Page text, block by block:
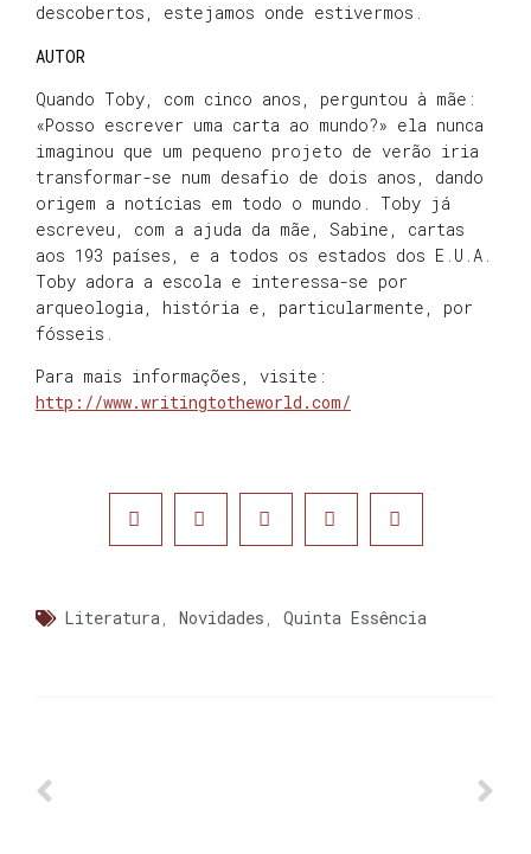
descobertos, estejamos onde estivermos.
AUTOR
Quando Toby, com cinco anos, perguntou à mãe:
«Posso escrever uma carta ao mundo?» ela nunca
imaginou que um pequeno projeto de verão iria
transformar-se num desafio de dois anos, dando
origem a notícias em todo o mundo. Toby já
escreveu, com a ajuda da mãe, Sabine, cartas
aos 193 países, e a todos os estados dos E.U.A.
Toby adora a escola e interessa-se por
arqueologia, história e, particularmente, por
fósseis.
Para mais informações, visite:
http://www.writingtotheworld.com/
Literatura, Novidades , Quinta Essência